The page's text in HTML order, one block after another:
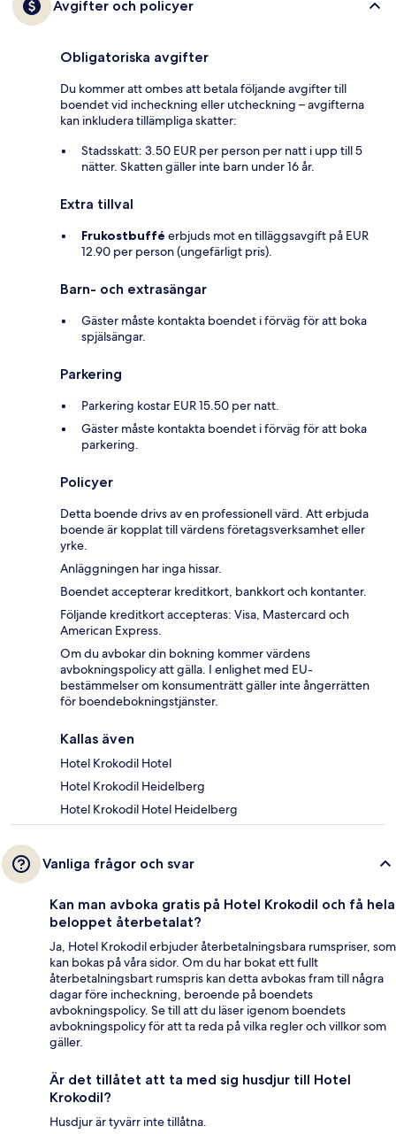
Avgifter och policyer
Obligatoriska avgifter
Du kommer att ombes att betala följande avgifter till
boendet vid incheckning eller utcheckning – avgifterna
kan inkludera tillämpliga skatter:
Stadsskatt: 3.50 EUR per person per natt i upp till 5
nätter. Skatten gäller inte barn under 16 år.
Extra tillval
Frukostbuffé erbjuds mot en tilläggsavgift på EUR
12.90 per person (ungefärligt pris).
Barn- och extrasängar
Gäster måste kontakta boendet i förväg för att boka
spjälsängar.
Parkering
Parkering kostar EUR 15.50 per natt.
Gäster måste kontakta boendet i förväg för att boka
parkering.
Policyer
Detta boende drivs av en professionell värd. Att erbjuda
boende är kopplat till värdens företagsverksamhet eller
yrke.
Anläggningen har inga hissar.
Boendet accepterar kreditkort, bankkort och kontanter.
Följande kreditkort accepteras: Visa, Mastercard och
American Express.
Om du avbokar din bokning kommer värdens
avbokningspolicy att gälla. I enlighet med EU-
bestämmelser om konsumenträtt gäller inte ångerrätten
för boendebokningstjänster.
Kallas även
Hotel Krokodil Hotel
Hotel Krokodil Heidelberg
Hotel Krokodil Hotel Heidelberg
Vanliga frågor och svar
Kan man avboka gratis på Hotel Krokodil och få hela
beloppet återbetalat?
Ja, Hotel Krokodil erbjuder återbetalningsbara rumspriser, som
kan bokas på våra sidor. Om du har bokat ett fullt
återbetalningsbart rumspris kan detta avbokas fram till några
dagar före incheckning, beroende på boendets
avbokningspolicy. Se till att du läser igenom boendets
avbokningspolicy för att ta reda på vilka regler och villkor som
gäller.
Är det tillåtet att ta med sig husdjur till Hotel
Krokodil?
Husdjur är tyvärr inte tillåtna.